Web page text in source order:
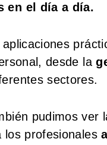
en el día a día.
desde la
sectores.
pudimos ver
los profesionales